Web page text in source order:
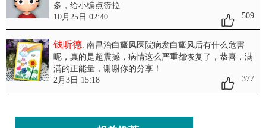
多，给小编点赞拉
10月25日 02:40
509
钱听德: 南昌治白癜风医院病发白癜风后有什么危害
呢 ，真的是超震撼，病情这么严重都恢复了，恭喜，满
满的正能量，谢谢你的分享！
2月3日 15:18
377